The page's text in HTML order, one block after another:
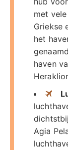
met
Griekse
het
haven
Agia